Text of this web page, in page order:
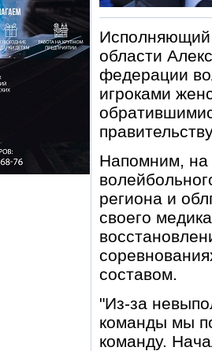
Исполняющий
области
федерации
игроками
Напомним, на
региона и
своего
составом.
"Из-за
команды мы
команду.